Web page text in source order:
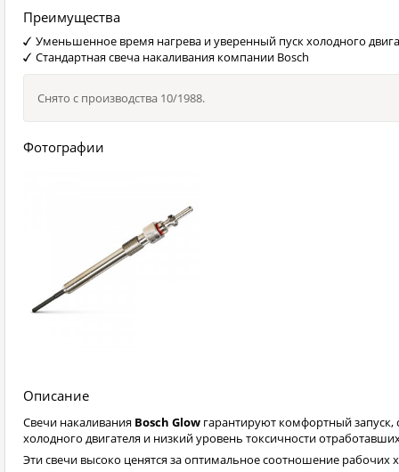
Преимущества
Уменьшенное время нагрева и уверенный пуск холодного
Стандартная свеча накаливания компании Bosch
Снято с производства 10/1988.
Фотографии
Описание
Свечи накаливания Bosch Glow гарантируют комфортный запуск,
холодного двигателя и низкий уровень токсичности
Эти свечи высоко ценятся за оптимальное соотношение рабочих